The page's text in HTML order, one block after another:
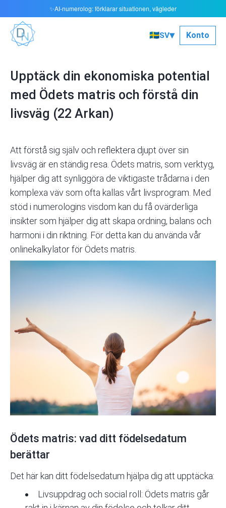
🇸🇪SV▾ Konto
Upptäck din ekonomiska potential
med Ödets matris och förstå din
livsväg (22 Arkan)
Att förstå sig själv och reflektera djupt över sin
livsväg är en ständig resa. Ödets matris, som verktyg,
hjälper dig att synliggöra de viktigaste trådarna i den
komplexa väv som ofta kallas vårt livsprogram. Med
stöd i numerologins visdom kan du få ovärderliga
insikter som hjälper dig att skapa ordning, balans och
harmoni i din riktning. För detta kan du användavår
onlinekalkylator för Ödets matris.
Ödets matris: vad ditt födelsedatum
berättar
Det här kan ditt födelsedatum hjälpa dig att upptäcka:
Livsuppdrag och social roll : Ödets matris går
✨AI‑numerolog: förklarar situationen, vägleder